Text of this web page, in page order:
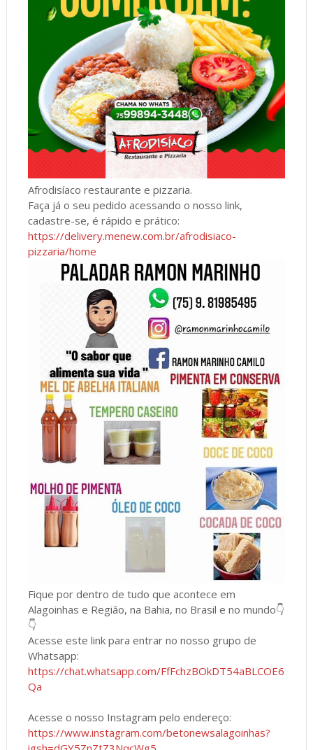
Afrodisíaco restaurante e pizzaria.
Faça já o seu pedido acessando o nosso link,
cadastre-se, é rápido e prático:
https://delivery.menew.com.br/afrodisiaco-
pizzaria/home
Fique por dentro de tudo que acontece em
Alagoinhas e Região, na Bahia, no Brasil e no mundo👇
👇
Acesse este link para entrar no nosso grupo de
Whatsapp:
https://chat.whatsapp.com/FfFchzBOkDT54aBLCOE6
Qa
Acesse o nosso Instagram pelo endereço:
https://www.instagram.com/betonewsalagoinhas?